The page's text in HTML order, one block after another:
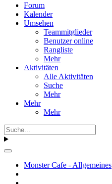
Forum
Kalender
Umsehen
Teammitglieder
Benutzer online
Rangliste
Mehr
Aktivitäten
Alle Aktivitäten
Suche
Mehr
Mehr
Mehr
Monster Cafe - Allgemeines